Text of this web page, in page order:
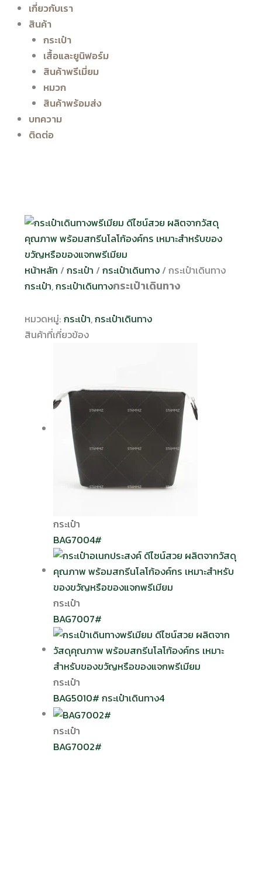
เกี่ยวกับเรา
สินค้า
กระเป๋า
เสื้อและยูนิฟอร์ม
สินค้าพรีเมี่ยม
หมวก
สินค้าพร้อมส่ง
บทความ
ติดต่อ
หน้าหลัก / กระเป๋า / กระเป๋าเดินทาง/ กระเป๋าเดินทาง
กระเป๋า,กระเป๋าเดินทางกระเป๋าเดินทาง
หมวดหมู่: กระเป๋า,กระเป๋าเดินทาง
สินค้าที่เกี่ยวข้อง
กระเป๋า
BAG7004#
กระเป๋า
BAG7007#
กระเป๋า
BAG5010# กระเป๋าเดินทาง4
กระเป๋า
BAG7002#